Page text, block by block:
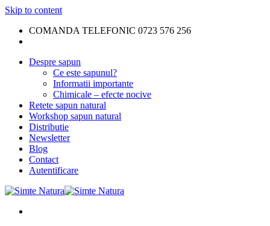
Skip to content
COMANDA TELEFONIC 0723 576 256
Despre sapun
Ce este sapunul?
Informatii importante
Chimicale – efecte nocive
Retete sapun natural
Workshop sapun natural
Distributie
Newsletter
Blog
Contact
Autentificare